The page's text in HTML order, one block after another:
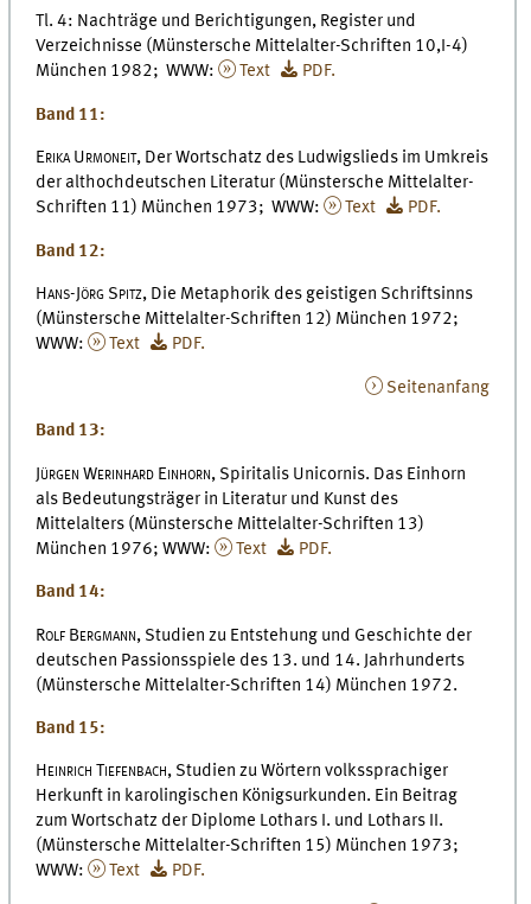
Tl. 4: Nachträge und Berichtigungen, Register und
Verzeichnisse (Münstersche Mittelalter-Schriften 10,I-4)
München 1982; WWW:
Text PDF.
Band 11:
Erika Urmoneit, Der Wortschatz des Ludwigslieds im Umkreis
der althochdeutschen Literatur (Münstersche Mittelalter-
Schriften 11) München 1973; WWW:
Text PDF.
Band 12:
Hans-Jörg Spitz, Die Metaphorik des geistigen Schriftsinns
(Münstersche Mittelalter-Schriften 12) München 1972;
WWW:
Text PDF.
Seitenanfang
Band 13:
Jürgen Werinhard Einhorn, Spiritalis Unicornis. Das Einhorn
als Bedeutungsträger in Literatur und Kunst des
Mittelalters (Münstersche Mittelalter-Schriften 13)
München 1976; WWW:
Text PDF.
Band 14:
Rolf Bergmann, Studien zu Entstehung und Geschichte der
deutschen Passionsspiele des 13. und 14. Jahrhunderts
(Münstersche Mittelalter-Schriften 14) München 1972.
Band 15:
Heinrich Tiefenbach, Studien zu Wörtern volkssprachiger
Herkunft in karolingischen Königsurkunden. Ein Beitrag
zum Wortschatz der Diplome Lothars I. und Lothars II.
(Münstersche Mittelalter-Schriften 15) München 1973;
WWW:
Text PDF.